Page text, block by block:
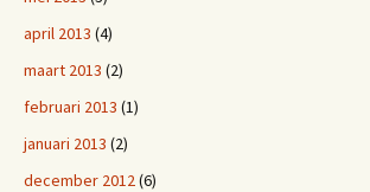
april 2013 (4)
maart 2013 (2)
februari 2013 (1)
januari 2013 (2)
december 2012(6)